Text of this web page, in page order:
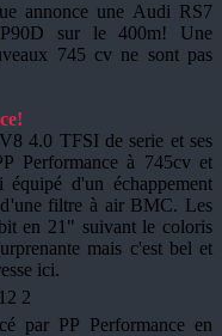
annonce une Audi RS7
sur le 400m! Une
745 cv ne sont pas
4.0 TFSI de serie et ses
Performance à 745cv et
d'un échappement
filtre à air BMC. Les
en 21" suivant le coloris
mais c'est bel et
ici.
par PP Performance en